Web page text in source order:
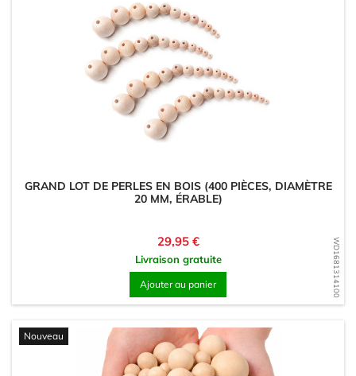
WD1681314100
GRAND LOT DE PERLES EN BOIS (400 PIÈCES, DIAMÈTRE
20 MM, ÉRABLE)
Prix
29,95 €
Livraison gratuite
Ajouter au panier
Nouveau